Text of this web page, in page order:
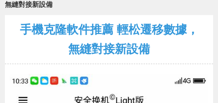
無縫對接新設備
手機克隆軟件推薦 輕松遷移數據，
無縫對接新設備